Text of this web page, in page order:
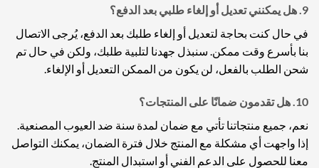
9. هل يمكنني تعديل أو إلغاء طلبي بعد الدفع؟
في حال كنت بحاجة لتعديل أو إلغاء طلبك بعد الدفع، يُرجى الاتصال
بنا بأسرع وقت ممكن. سنبذل جهدنا لتلبية طلبك، ولكن في حال تم
شحن الطلب بالفعل، لن يكون من الممكن التعديل أو الإلغاء.
10. هل تقدمون ضمانًا على المنتجات؟
نعم، جميع منتجاتنا تأتي مع ضمان لمدة سنة ضد العيوب المصنعية.
إذا واجهت أي مشكلة مع المنتج خلال فترة الضمان، يمكنك التواصل
معنا للحصول على الدعم الفني أو استبدال المنتج.